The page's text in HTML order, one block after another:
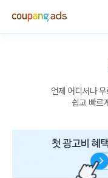
언제 어디서나
쉽고 빠르